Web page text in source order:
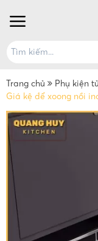
Trang chủ Phụ kiện
Giá kệ để xoong nồi